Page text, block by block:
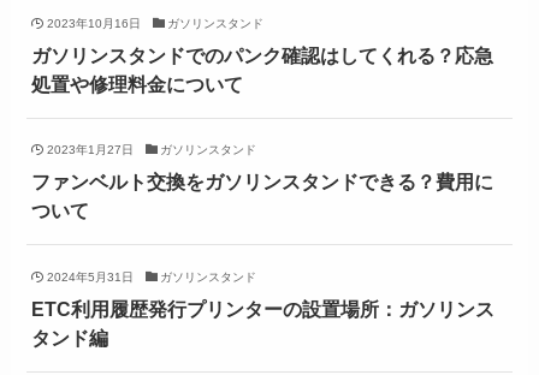
2023年10月16日 ガソリンスタンド
ガソリンスタンドでのパンク確認はしてくれる？応急
処置や修理料金について
2023年1月27日 ガソリンスタンド
ファンベルト交換をガソリンスタンドできる？費用に
ついて
2024年5月31日 ガソリンスタンド
ETC利用履歴発行プリンターの設置場所：ガソリンス
タンド編